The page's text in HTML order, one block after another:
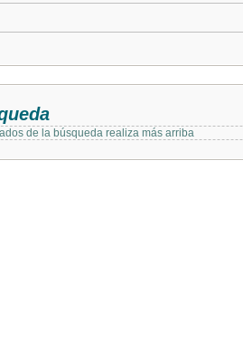
de la búsqueda realiza más arriba